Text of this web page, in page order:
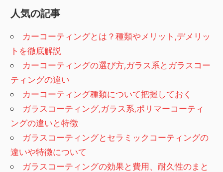
ビ
ゲ
ー
シ
ョ
ン
事:
記
事:
人気の記事
カーコーティングとは？種類やメリット,デメリッ
トを徹底解説
カーコーティングの選び方,ガラス系とガラスコー
ティングの違い
カーコーティング種類について把握しておく
ガラスコーティング,ガラス系,ポリマーコーティ
ングの違いと特徴
ガラスコーティングとセラミックコーティングの
違いや特徴について
ガラスコーティングの効果と費用、耐久性のまと